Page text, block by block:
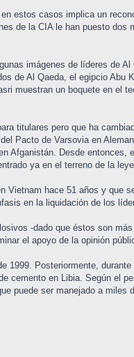
estos casos implica un
de la CIA le han puesto dos
imágenes de líderes de
de Al Qaeda, el egipcio Abu
muestran un boquete en el
titulares pero que ha
Pacto de Varsovia en
Afganistán. Desde entonces,
ya en el terreno de la
Vietnam hace 51 años y que
en la liquidación de los
-dado que éstos son
el apoyo de la opinión
1999. Posteriormente,
cemento en Libia. Según el
puede ser manejado a miles